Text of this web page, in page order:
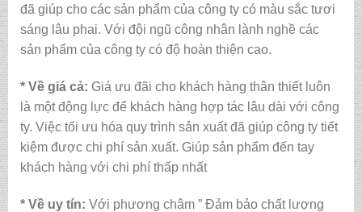
đã giúp cho các sản phẩm của công ty có màu sắc tươi
sáng lâu phai. Với đội ngũ công nhân lành nghề các
sản phẩm của công ty có độ hoàn thiện cao.
* Về giá cả: Giá ưu đãi cho khách hàng thân thiết luôn
là một động lực để khách hàng hợp tác lâu dài với công
ty. Việc tối ưu hóa quy trình sản xuất đã giúp công ty tiết
kiệm được chi phí sản xuất. Giúp sản phẩm đến tay
khách hàng với chi phí thấp nhất
* Về uy tín: Với phương châm ” Đảm bảo chất lượng